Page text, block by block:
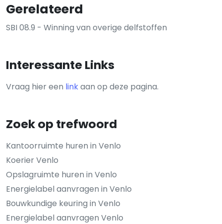
Gerelateerd
SBI 08.9 - Winning van overige delfstoffen
Interessante Links
Vraag hier een linkaan op deze pagina.
Zoek op trefwoord
Kantoorruimte huren in Venlo
Koerier Venlo
Opslagruimte huren in Venlo
Energielabel aanvragen in Venlo
Bouwkundige keuring in Venlo
Energielabel aanvragen Venlo